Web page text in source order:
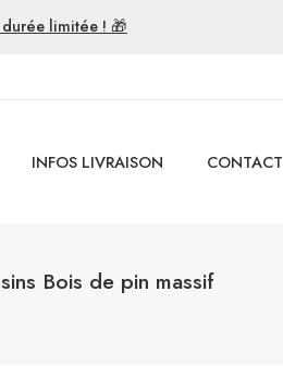
limitée ! 🎁
INFOS LIVRAISON CONTACT
Bois de pin massif